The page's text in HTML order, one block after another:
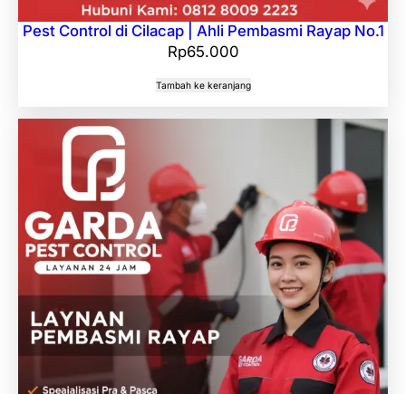
Pest Control di Cilacap | Ahli Pembasmi Rayap No.1
Rp65.000
Tambah ke keranjang